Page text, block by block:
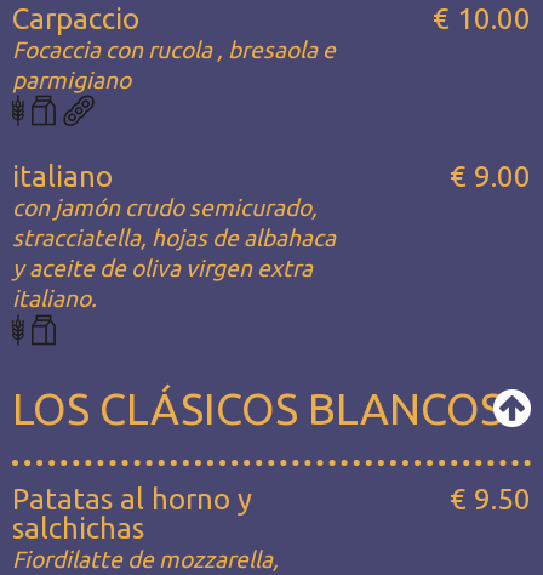
Carpaccio
Focaccia con rucola , bresaola e
parmigiano
€ 10.00
italiano
con jamón crudo semicurado,
stracciatella, hojas de albahaca
y aceite de oliva virgen extra
italiano.
€ 9.00
LOS CLÁSICOS BLANCOS
Patatas al horno y
salchichas
Fiordilatte de mozzarella,
€ 9.50